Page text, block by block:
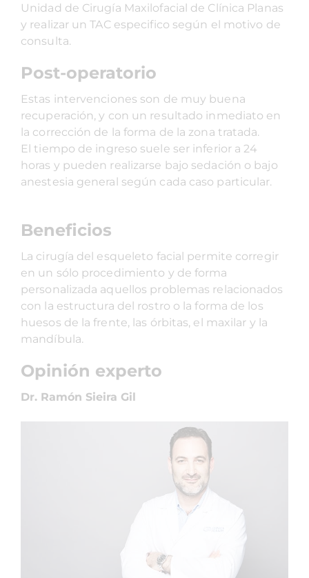
Unidad de Cirugía Maxilofacial de Clínica Planas
y realizar un TAC especifico según el motivo de
consulta.
Post-operatorio
Estas intervenciones son de muy buena
recuperación, y con un resultado inmediato en
la corrección de la forma de la zona tratada.
El tiempo de ingreso suele ser inferior a 24
horas y pueden realizarse bajo sedación o bajo
anestesia general según cada caso particular.
Beneficios
La cirugía del esqueleto facial permite corregir
en un sólo procedimiento y de forma
personalizada aquellos problemas relacionados
con la estructura del rostro o la forma de los
huesos de la frente, las órbitas, el maxilar y la
mandíbula.
Opinión experto
Dr. Ramón Sieira Gil